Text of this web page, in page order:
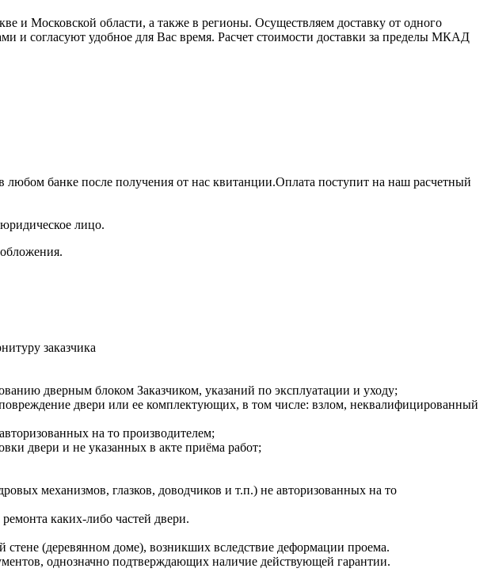
и Московской области, а также в регионы. Осуществляем доставку от одного
и согласуют удобное для Вас время. Расчет стоимости доставки за пределы МКАД
банке после получения от нас квитанции.Оплата поступит на наш расчетный
лицо.
заказчика
дверным блоком Заказчиком, указаний по эксплуатации и уходу;
двери или ее комплектующих, в том числе: взлом, неквалифицированный
на то производителем;
двери и не указанных в акте приёма работ;
механизмов, глазков, доводчиков и т.п.) не авторизованных на то
каких-либо частей двери.
(деревянном доме), возникших вследствие деформации проема.
однозначно подтверждающих наличие действующей гарантии.